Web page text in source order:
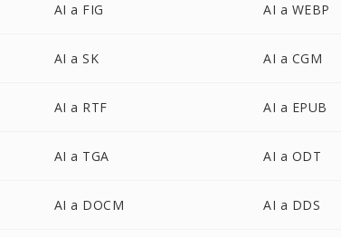
AI a FIG AI a WEBP
AI a SK AI a CGM
AI a RTF AI a EPUB
AI a TGA AI a ODT
AI a DOCM AI a DDS